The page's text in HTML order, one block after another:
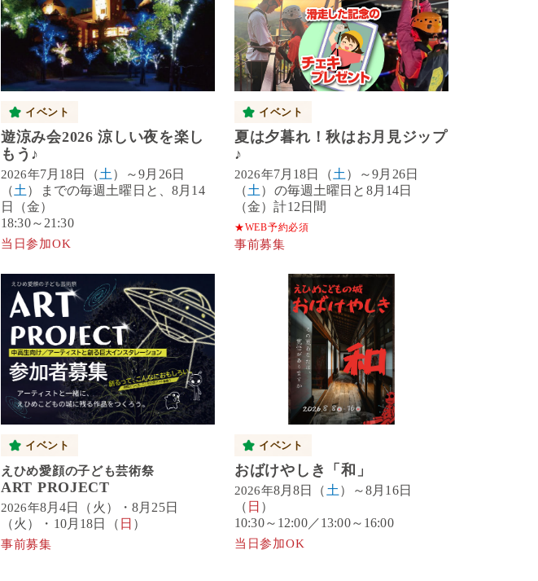
イベント
遊涼み会2026 涼しい夜を楽し
もう♪
2026年7月18日（土 ）～9月26日
（土 ）までの毎週土曜日と、8月14
日（金）
18:30～21:30
当日参加OK
イベント
夏は夕暮れ！秋はお月見ジップ
♪
2026年7月18日（土 ）～9月26日
（土 ）の毎週土曜日と8月14日
（金）計12日間
★WEB予約必須
事前募集
イベント
えひめ愛顔の子ども芸術祭
ART PROJECT
2026年8月4日（火）・8月25日
（火）・10月18日（ 日 ）
事前募集
イベント
おばけやしき「和」
2026年8月8日（ 土 ）～8月16日
（ 日 ）
10:30～12:00／13:00～16:00
当日参加OK